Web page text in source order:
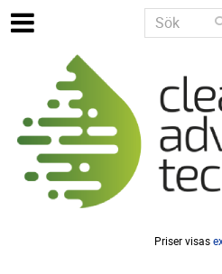
Priser visas